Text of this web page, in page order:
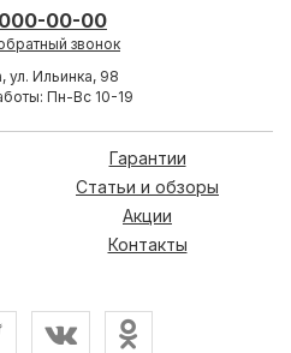
00-00
звонок
ул. Ильинка, 98
Пн-Вс 10-19
Гарантии
Статьи и обзоры
Акции
Контакты